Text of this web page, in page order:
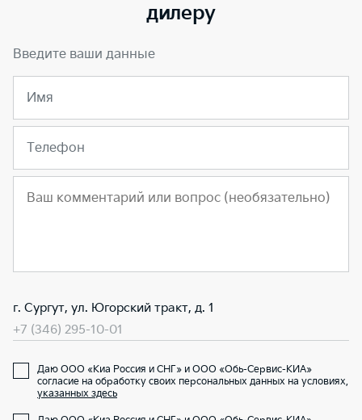
дилеру
Введите ваши данные
Имя
Телефон
г. Сургут, ул. Югорский тракт, д. 1
+7 (346) 295-10-01
Даю ООО «Киа Россия и СНГ» и ООО «Обь-Сервис-КИА»
согласие на обработку своих персональных данных на условиях,
указанных здесь